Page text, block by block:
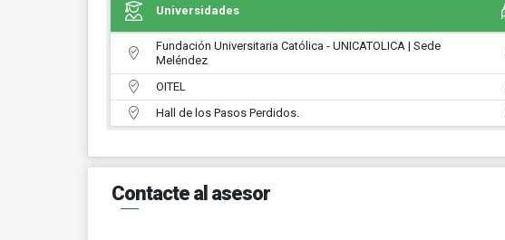
Universidades
Fundación Universitaria Católica - UNICATOLICA | Sede
Meléndez
OITEL
Hall de los Pasos Perdidos.
Contacte al asesor